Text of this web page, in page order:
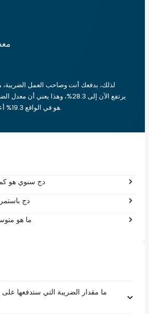
يرتفع الآن إلى 28.3%، وهذا يعني
هو في الواقع 19.3% أعلى من ما بدا في البداية.
90,000 دج سنوي
43 دج
ما هو